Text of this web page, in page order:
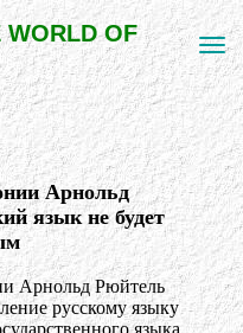
OF
Арнольд
язык не будет
Арнольд Рюйтель
русскому языку
языка